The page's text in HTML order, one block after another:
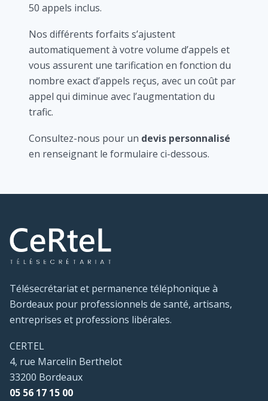
50 appels inclus.
Nos différents forfaits s’ajustent
automatiquement à votre volume d’appels et
vous assurent une tarification en fonction du
nombre exact d’appels reçus, avec un coût par
appel qui diminue avec l’augmentation du
trafic.
Consultez-nous pour un devis personnalisé
en renseignant le formulaire ci-dessous.
Télésecrétariat et permanence téléphonique à
Bordeaux pour professionnels de santé, artisans,
entreprises et professions libérales.
CERTEL
4, rue Marcelin Berthelot
33200 Bordeaux
05 56 17 15 00